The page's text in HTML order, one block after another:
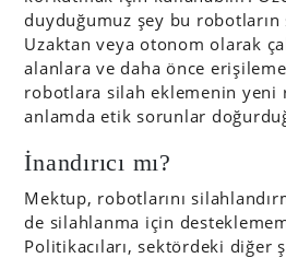
duyduğumuz şey bu robotların
Uzaktan veya otonom olarak
alanlara ve daha önce
robotlara silah eklemenin yeni
anlamda etik sorunlar
İnandırıcı mı?
Mektup, robotlarını
de silahlanma için
Politikacıları, sektördeki diğer